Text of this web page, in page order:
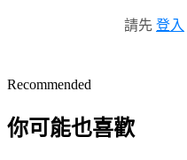
請先 登入
Recommended
你可能也喜歡